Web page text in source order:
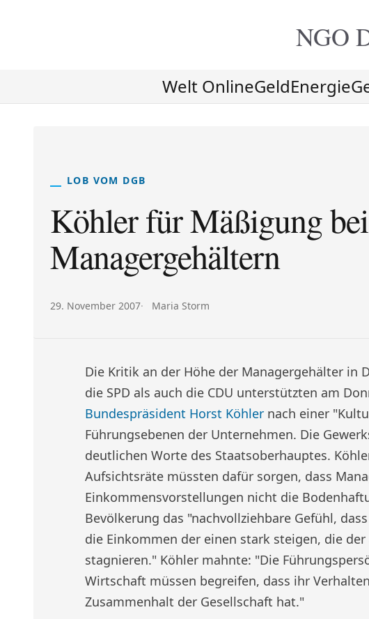
NGO
Welt OnlineGeldEnergie
LOB VOM DGB
Köhler für Mäßigung bei
Managergehältern
Veröffentlicht am:
29. November 2007 Autor:
Maria Storm
Die Kritik an der Höhe der Managergehälter in
die SPD als auch die CDU unterstützten am
Bundespräsident Horst Köhler nach einer
Führungsebenen der Unternehmen. Die
deutlichen Worte des Staatsoberhauptes.
Aufsichtsräte müssten dafür sorgen, dass
Einkommensvorstellungen nicht die
Bevölkerung das "nachvollziehbare Gefühl,
die Einkommen der einen stark steigen, die
stagnieren." Köhler mahnte: "Die
Wirtschaft müssen begreifen, dass ihr
Zusammenhalt der Gesellschaft hat."